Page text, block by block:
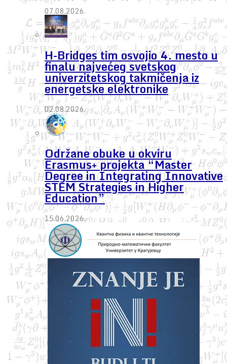
07.08.2026.
H-Bridges tim osvojio 4. mesto u
finalu najvećeg svetskog
univerzitetskog takmičenja iz
energetske elektronike
02.08.2026.
Održane obuke u okviru
Erasmus+ projekta “Master
Degree in Integrating Innovative
STEM Strategies in Higher
Education”
15.06.2026.